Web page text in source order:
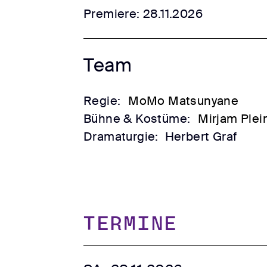
Premiere: 28.11.2026
Team
Regie: MoMo Matsunyane
Bühne & Kostüme: Mirjam
Dramaturgie: Herbert Graf
TERMINE